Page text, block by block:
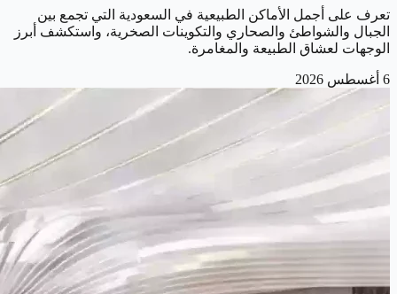
تعرف على أجمل الأماكن الطبيعية في السعودية التي تجمع بين
الجبال والشواطئ والصحاري والتكوينات الصخرية، واستكشف أبرز
الوجهات لعشاق الطبيعة والمغامرة.
6 أغسطس 2026